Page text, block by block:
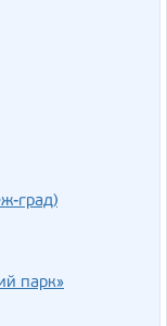
град)
парк»